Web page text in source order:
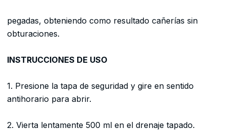
pegadas, obteniendo como resultado cañerías sin
obturaciones.
INSTRUCCIONES DE USO
1. Presione la tapa de seguridad y gire en sentido
antihorario para abrir.
2. Vierta lentamente 500 ml en el drenaje tapado.